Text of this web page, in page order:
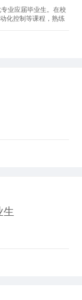
业应届毕业生。在校
化控制等课程，熟练
自动化领域充满热情
生